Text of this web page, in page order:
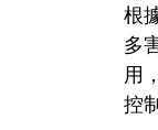
根
多
用
控